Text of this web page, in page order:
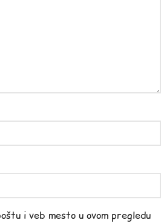
i veb mesto u ovom pregledu